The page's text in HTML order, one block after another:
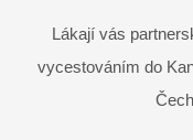
Lákají vás
vycestováním do